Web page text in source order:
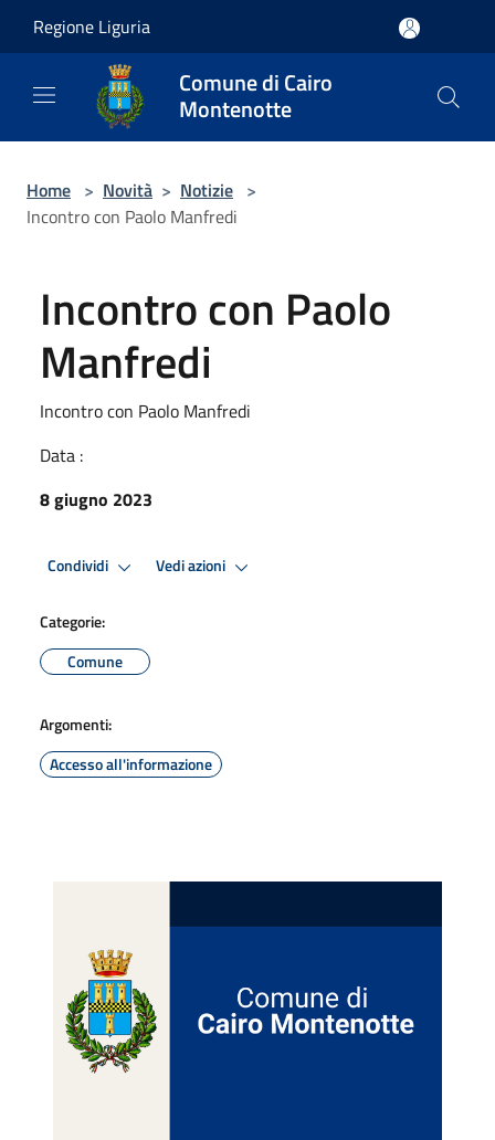
Regione Liguria
Comune di Cairo
Montenotte
Home > Novità > Notizie >
Incontro con Paolo Manfredi
Incontro con Paolo
Manfredi
Incontro con Paolo Manfredi
Data :
8 giugno 2023
Condividi Vedi azioni
Categorie:
Comune
Argomenti:
Accesso all'informazione